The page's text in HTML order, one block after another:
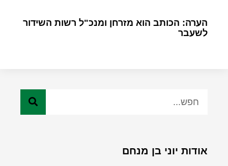
הערה: הכותב הוא מזרחן ומנכ"ל רשות השידור
לשעבר
אודות יוני בן מנחם